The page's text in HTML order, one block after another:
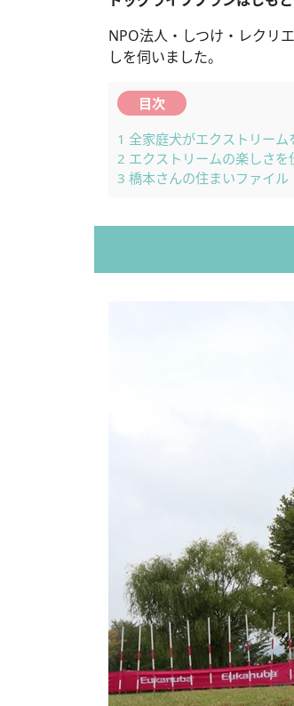
NPO法人・しつけ・レクリ
しを伺いました。
目次
1 全家庭犬がエクストリーム
2 エクストリームの楽しさを
3 橋本さんの住まいファイル